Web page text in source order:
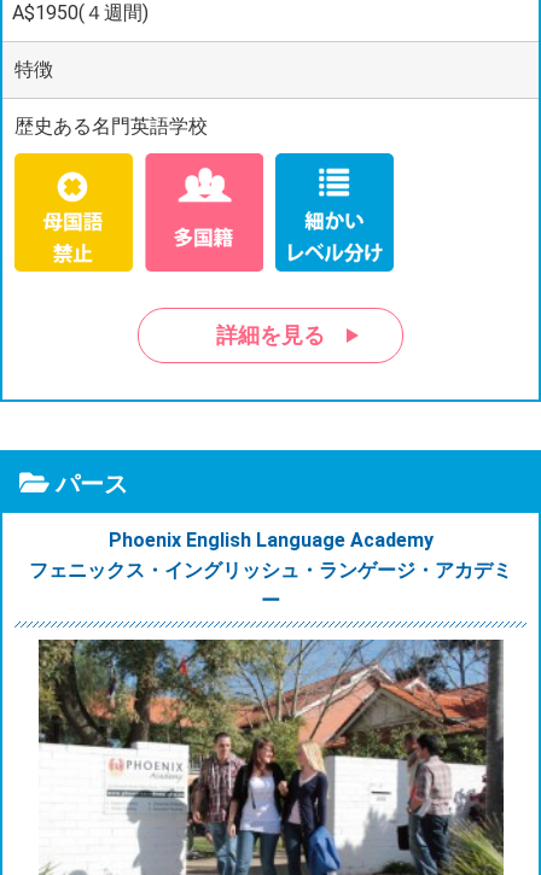
A$1950(４週間)
特徴
歴史ある名門英語学校
詳細を見る
パース
Phoenix English Language Academy
フェニックス・イングリッシュ・ランゲージ・アカデミ
ー